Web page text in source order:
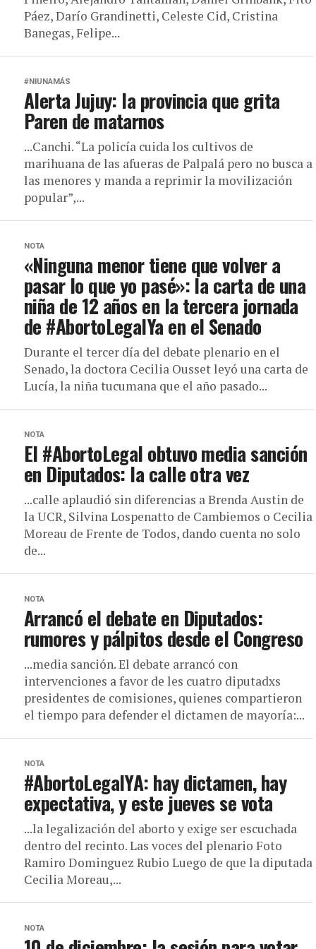
Páez, Darío Grandinetti, Celeste Cid, Cristina
Banegas, Felipe...
#NIUNAMÁS
Alerta Jujuy: la provincia que grita
Paren de matarnos
...Canchi. “La policía cuida los cultivos de
marihuana de las afueras de Palpalá pero no busca a
las menores y manda a reprimir la movilización
popular”,...
NOTA
«Ninguna menor tiene que volver a
pasar lo que yo pasé»: la carta de una
niña de 12 años en la tercera jornada
de #AbortoLegalYa en el Senado
Durante el tercer día del debate plenario en el
Senado, la doctora Cecilia Ousset leyó una carta de
Lucía, la niña tucumana que el año pasado...
NOTA
El #AbortoLegal obtuvo media sanción
en Diputados: la calle otra vez
...calle aplaudió sin diferencias a Brenda Austin de
la UCR, Silvina Lospenatto de Cambiemos o Cecilia
Moreau de Frente de Todos, dando cuenta no solo
de...
NOTA
Arrancó el debate en Diputados:
rumores y pálpitos desde el Congreso
...media sanción. El debate arrancó con
intervenciones a favor de les cuatro diputadxs
presidentes de comisiones, quienes compartieron
el tiempo para defender el dictamen de mayoría:...
NOTA
#AbortoLegalYA: hay dictamen, hay
expectativa, y este jueves se vota
...la legalización del aborto y exige ser escuchada
dentro del recinto. Las voces del plenario Foto
Ramiro Dominguez Rubio Luego de que la diputada
Cecilia Moreau,...
NOTA